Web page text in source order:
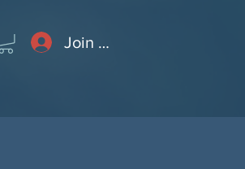
Join or Log In